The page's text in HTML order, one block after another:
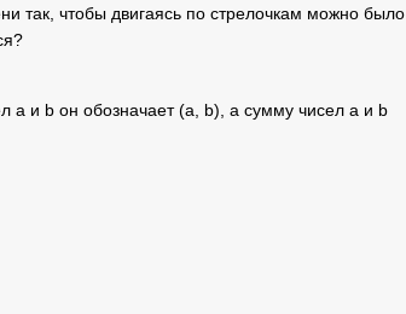
так, чтобы двигаясь по стрелочкам можно было
и b он обозначает (a, b), а сумму чисел a и b